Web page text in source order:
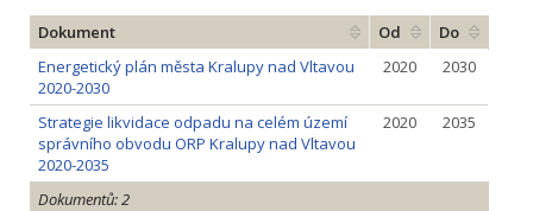
Dokument Od
Do
Energetický plán města Kralupy nad Vltavou
2020-2030
2020 2030
Strategie likvidace odpadu na celém území
správního obvodu ORP Kralupy nad Vltavou
2020-2035
2020 2035
Dokumentů: 2